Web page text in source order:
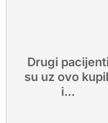
Drugi pacijenti
su uz ovo
i...